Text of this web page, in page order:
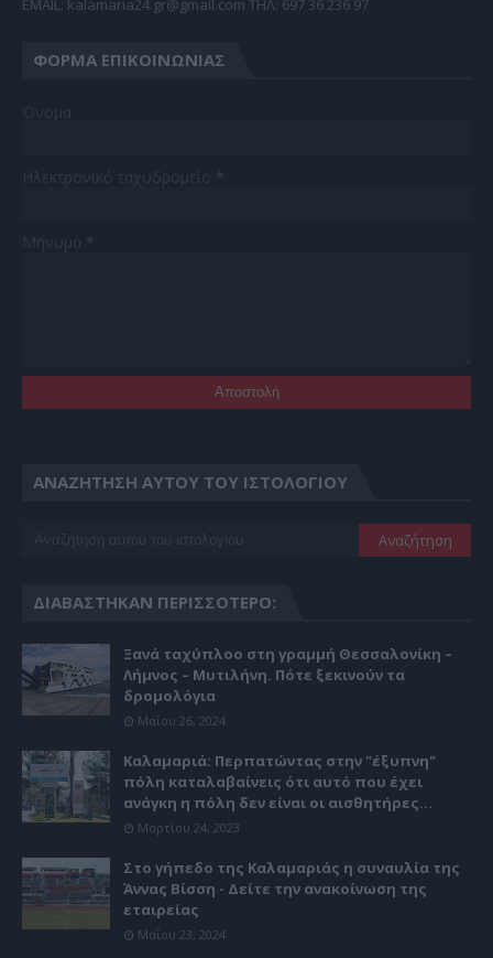
EMAIL: kalamaria24.gr@gmail.com TΗΛ: 697 36 236 97
ΦΌΡΜΑ ΕΠΙΚΟΙΝΩΝΊΑΣ
ΑΝΑΖΉΤΗΣΗ ΑΥΤΟΎ ΤΟΥ ΙΣΤΟΛΟΓΊΟΥ
ΔΙΑΒΆΣΤΗΚΑΝ ΠΕΡΙΣΣΌΤΕΡΟ:
Ξανά ταχύπλοο στη γραμμή Θεσσαλονίκη –
Λήμνος – Μυτιλήνη. Πότε ξεκινούν τα
δρομολόγια
Μαΐου 26, 2024
Καλαμαριά: Περπατώντας στην "έξυπνη"
πόλη καταλαβαίνεις ότι αυτό που έχει
ανάγκη η πόλη δεν είναι οι αισθητήρες...
Μαρτίου 24, 2023
Στο γήπεδο της Καλαμαριάς η συναυλία της
Άννας Βίσση - Δείτε την ανακοίνωση της
εταιρείας
Μαΐου 23, 2024